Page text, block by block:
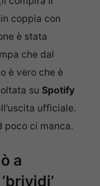
coppia con
è stata
che dal
è vero che è
su Spotify
ufficiale.
poco ci manca.
a